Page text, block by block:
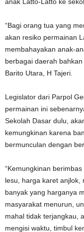
“Bagi orang tua yang
akan resiko permainan
membahayakan anak-
berbagai daerah
Barito Utara, H Tajeri.
Legislator dari Parpol
permainan ini
Sekolah Dasar dulu,
kemungkinan karena
bermunculan dengan
“Kemungkinan
lesu, harga karet anjlok,
banyak yang harganya
masyarakat menurun,
mahal tidak terjangkau,
mengisi waktu, timbul